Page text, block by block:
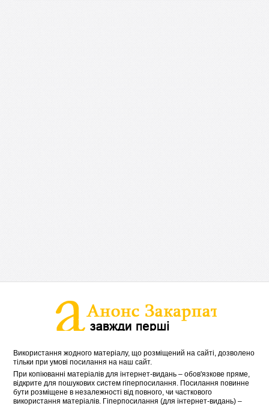
Використання жодного матеріалу, що розміщений на сайті, дозволено
тільки при умові посилання на наш сайт.
При копіюванні матеріалів для інтернет-видань – обов'язкове пряме,
відкрите для пошукових систем гіперпосилання. Посилання повинне
бути розміщене в незалежності від повного, чи часткового
використання матеріалів. Гіперпосилання (для інтернет-видань) –